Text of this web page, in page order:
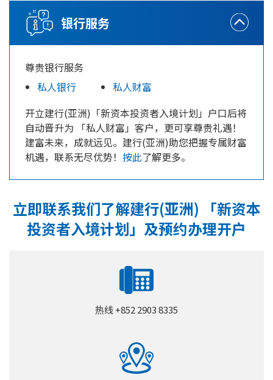
银行服务
尊贵银行服务
私人银行
私人财富
开立建行(亚洲) 「新资本投资者入境计划」户口后将
自动晋升为 「私人财富」客户，更可享尊贵礼遇！
建富未来，成就远见。 建行(亚洲)助您把握专属财富
机遇，联系无尽优势！ 按此了解更多。
立即联系我们了解建行(亚洲) 「新资本
投资者入境计划」及预约办理开户
热线 +852 2903 8335